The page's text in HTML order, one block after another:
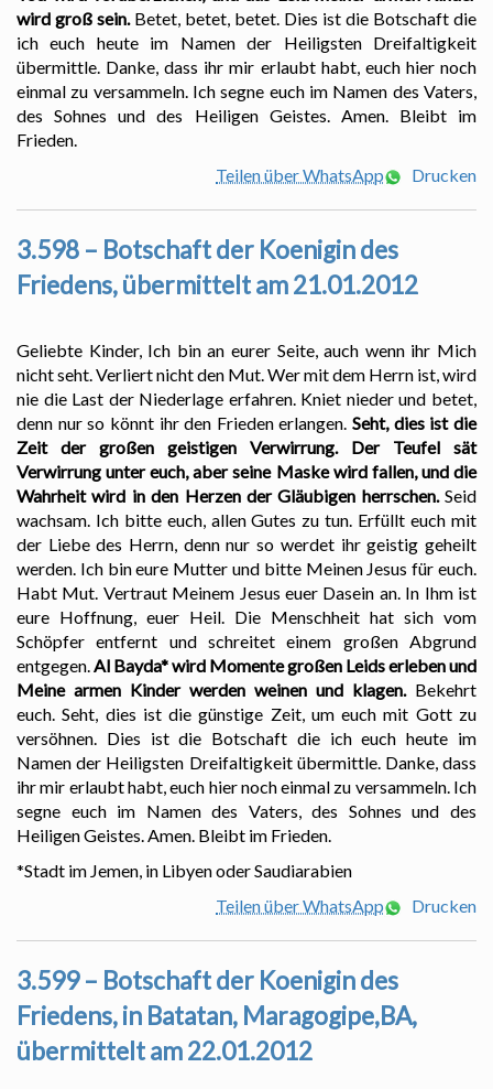
wird groß sein.Betet, betet, betet. Dies ist die Botschaft die
ich euch heute im Namen der Heiligsten Dreifaltigkeit
übermittle. Danke, dass ihr mir erlaubt habt, euch hier noch
einmal zu versammeln. Ich segne euch im Namen des Vaters,
des Sohnes und des Heiligen Geistes. Amen. Bleibt im
Frieden.
Teilen über WhatsApp
Drucken
3.598 – Botschaft der Koenigin des
Friedens, übermittelt am 21.01.2012
Geliebte Kinder, Ich bin an eurer Seite, auch wenn ihr Mich
nicht seht. Verliert nicht den Mut. Wer mit dem Herrn ist, wird
nie die Last der Niederlage erfahren. Kniet nieder und betet,
denn nur so könnt ihr den Frieden erlangen.Seht, dies ist die
Zeit der großen geistigen Verwirrung. Der Teufel sät
Verwirrung unter euch, aber seine Maske wird fallen, und die
Wahrheit wird in den Herzen der Gläubigen herrschen.Seid
wachsam. Ich bitte euch, allen Gutes zu tun. Erfüllt euch mit
der Liebe des Herrn, denn nur so werdet ihr geistig geheilt
werden. Ich bin eure Mutter und bitte Meinen Jesus für euch.
Habt Mut. Vertraut Meinem Jesus euer Dasein an. In Ihm ist
eure Hoffnung, euer Heil. Die Menschheit hat sich vom
Schöpfer entfernt und schreitet einem großen Abgrund
entgegen.Al Bayda* wird Momente großen Leids erleben und
Meine armen Kinder werden weinen und klagen.Bekehrt
euch. Seht, dies ist die günstige Zeit, um euch mit Gott zu
versöhnen. Dies ist die Botschaft die ich euch heute im
Namen der Heiligsten Dreifaltigkeit übermittle. Danke, dass
ihr mir erlaubt habt, euch hier noch einmal zu versammeln. Ich
segne euch im Namen des Vaters, des Sohnes und des
Heiligen Geistes. Amen. Bleibt im Frieden.
*Stadt im Jemen, in Libyen oder Saudiarabien
Teilen über WhatsApp
Drucken
3.599 – Botschaft der Koenigin des
Friedens, in Batatan, Maragogipe,BA,
übermittelt am 22.01.2012